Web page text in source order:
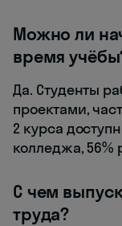
Можно ли
время
Да. Студенты
проектами,
2 курса
колледжа, 56%
С чем
труда?